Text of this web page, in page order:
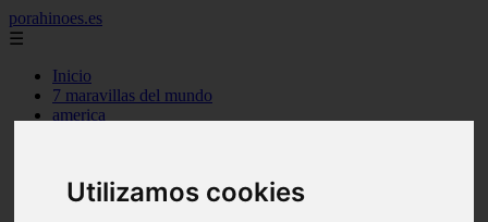
Utilizamos cookies
porahinoes.es
☰
Inicio
7 maravillas del mundo
america
c cordoba